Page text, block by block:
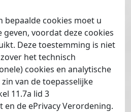
bepaalde cookies moet u
voordat deze cookies
Deze toestemming is niet
het technisch
cookies en analytische
van de toepasselijke
11.7a lid 3
en de ePrivacy Verordening.